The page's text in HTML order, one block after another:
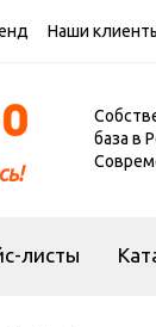
Наши
база в
листы